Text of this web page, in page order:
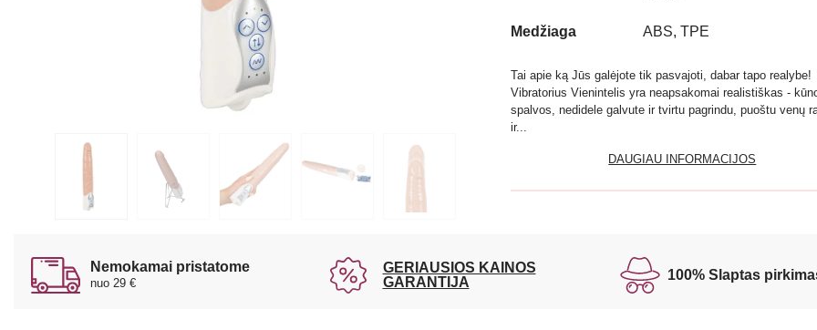
Medžiaga ABS, TPE
Tai apie ką Jūs galėjote tik pasvajoti, dabar tapo realybe!
Vibratorius Vienintelis yra neapsakomai realistiškas -
spalvos, nedidele galvute ir tvirtu pagrindu, puoštu venų
ir...
DAUGIAU INFORMACIJOS
Nemokamai pristatome
nuo 29 €
GERIAUSIOS KAINOS
GARANTIJA
100% Slaptas